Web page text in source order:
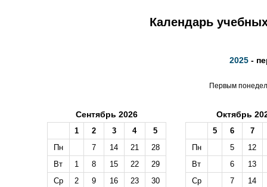
Календарь
2025 -
Первым
Сентябрь 2026
1 2 3 4
5
Пн
7 14 21
28
Вт
1 8 15 22
29
Ср
2 9 16 23
30
Октябрь
5 6
7
Пн
5
12
Вт
6
13
Ср
7
14